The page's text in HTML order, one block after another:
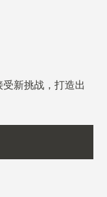
新挑战，打造出